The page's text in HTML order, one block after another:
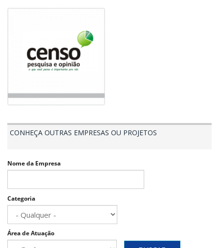
CONHEÇA OUTRAS EMPRESAS OU PROJETOS
Nome da Empresa
Categoria
Área de Atuação